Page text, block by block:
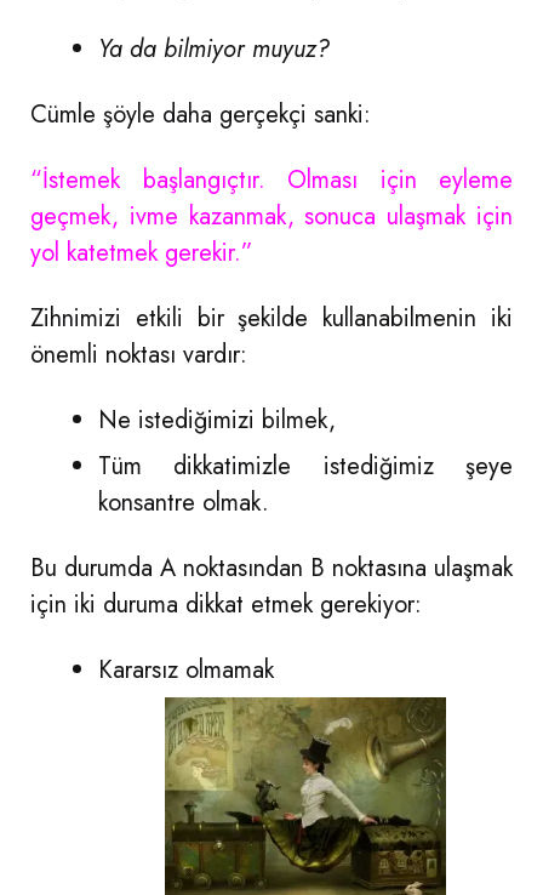
Ya da bilmiyor muyuz?
Cümle şöyle daha gerçekçi sanki:
“İstemek başlangıçtır. Olması için eyleme
geçmek, ivme kazanmak, sonuca ulaşmak için
yol katetmek gerekir.”
Zihnimizi etkili bir şekilde kullanabilmenin iki
önemli noktası vardır:
Ne istediğimizi bilmek,
Tüm dikkatimizle istediğimiz şeye
konsantre olmak.
Bu durumda A noktasından B noktasına ulaşmak
için iki duruma dikkat etmek gerekiyor:
Kararsız olmamak